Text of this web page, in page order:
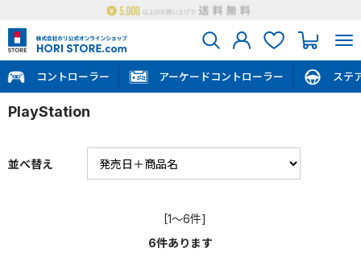
コントローラー アーケードコントローラー ステ
PlayStation
並べ替え
[1～6件]
6件あります